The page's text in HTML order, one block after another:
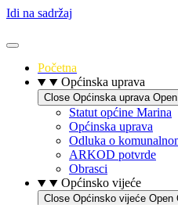
Idi na sadržaj
Početna
Općinska uprava
Close Općinska uprava
Statut općine Marina
Općinska uprava
Odluka o
ARKOD potvrde
Obrasci
Općinsko vijeće
Close Općinsko vijeće Open